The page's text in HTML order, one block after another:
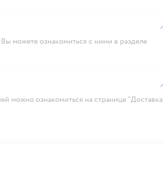
можете ознакомиться с ними в разделе
можно ознакомиться на странице "Доставка